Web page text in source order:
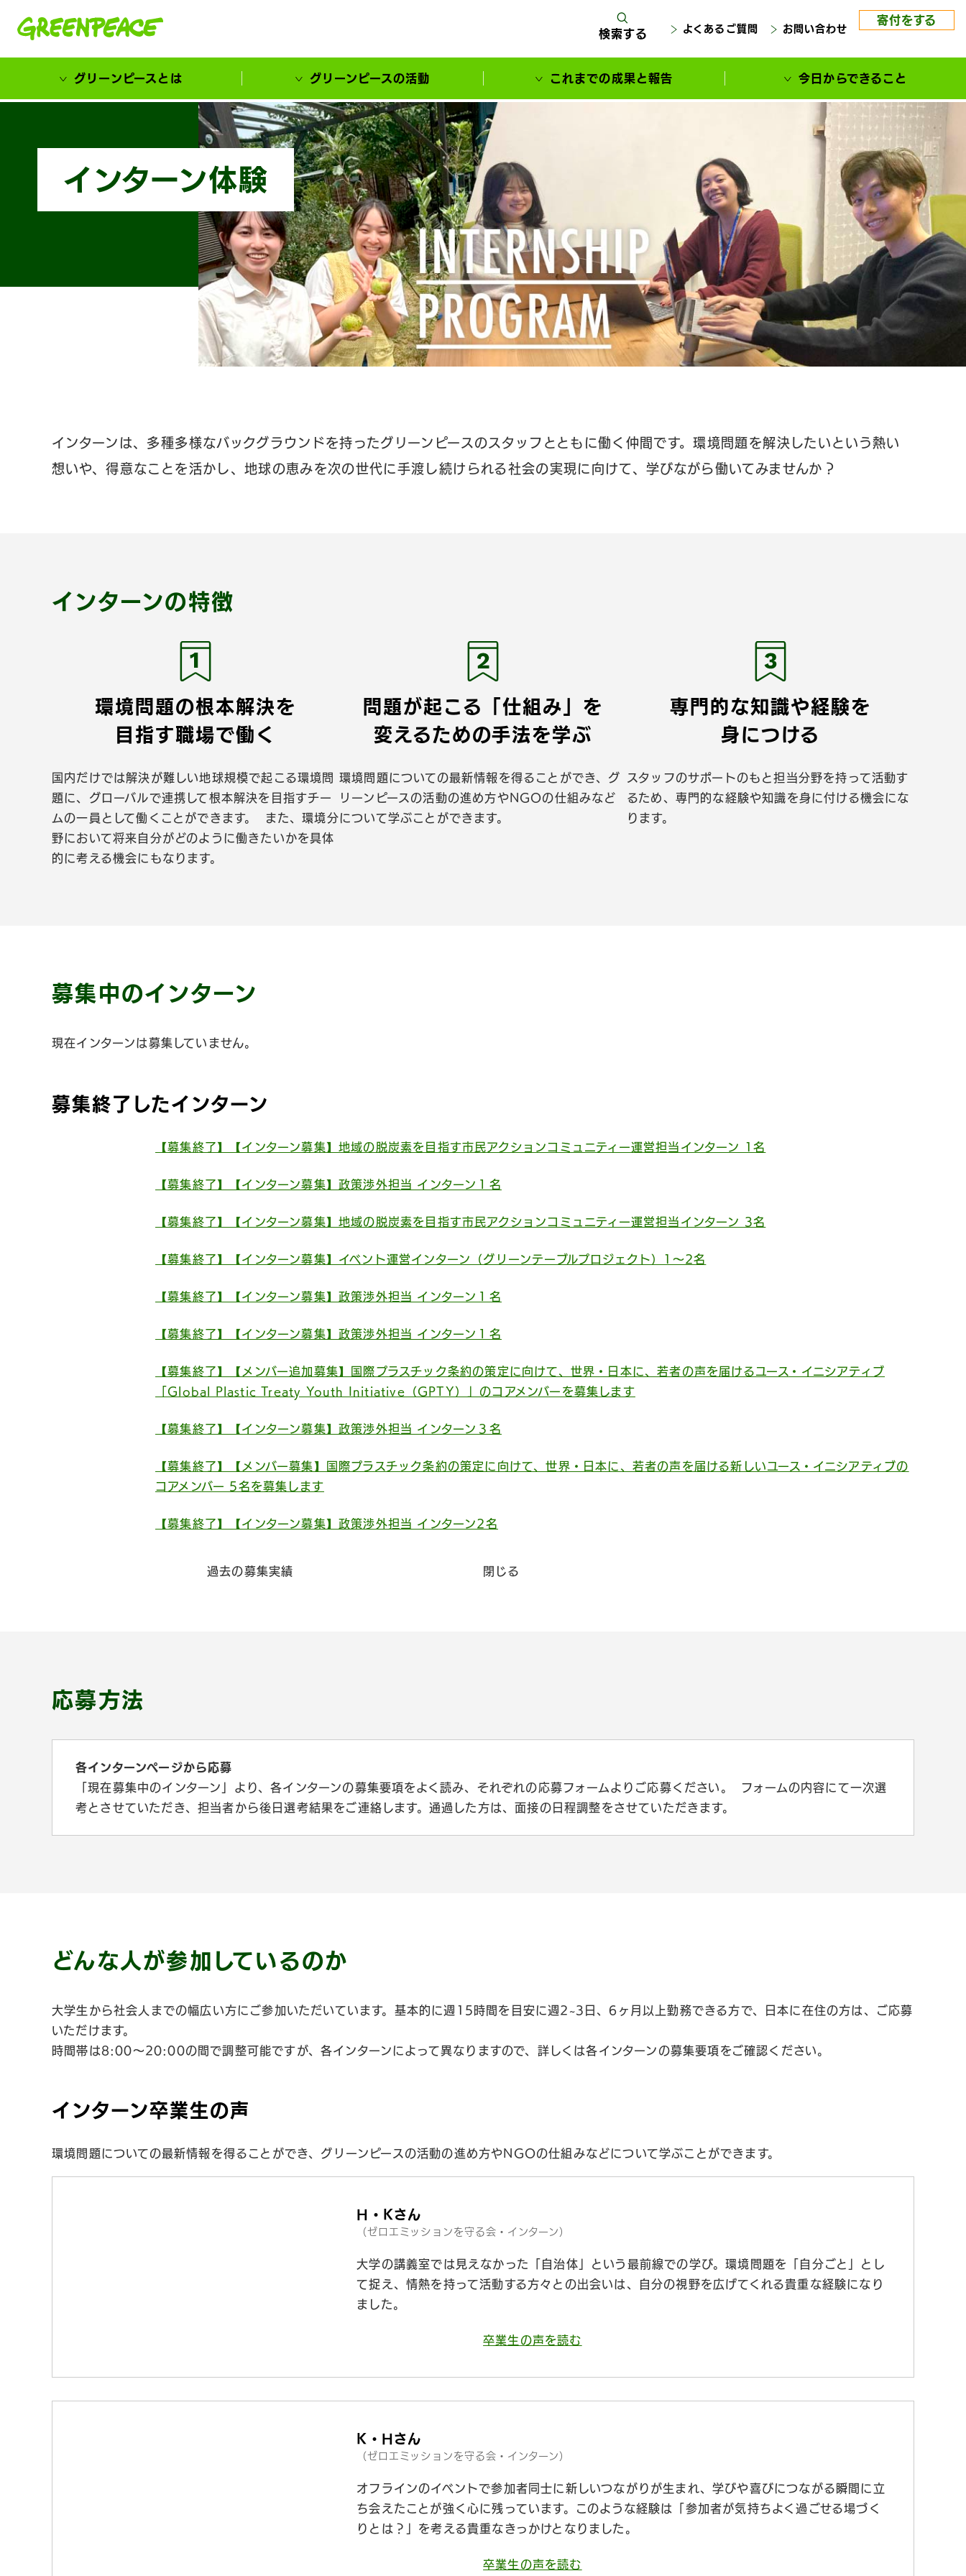
検索する よくあるご質問 お問い合わせ
寄付をする
グリーンピースとは グリーンピースの活動 これまでの成果と報告 今日からできること
インターン体験
インターンは、多種多様なバックグラウンドを持ったグリーンピースのスタッフとともに働く仲間です。環境問題を解決したいという熱い
想いや、得意なことを活かし、地球の恵みを次の世代に手渡し続けられる社会の実現に向けて、学びながら働いてみませんか？
インターンの特徴
環境問題の根本解決を
目指す職場で働く
国内だけでは解決が難しい地球規模で起こる環境問
題に、グローバルで連携して根本解決を目指すチー
ムの一員として働くことができます。 また、環境分
野において将来自分がどのように働きたいかを具体
的に考える機会にもなります。
問題が起こる「仕組み」を
変えるための手法を学ぶ
環境問題についての最新情報を得ることができ、グ
リーンピースの活動の進め方やNGOの仕組みなど
について学ぶことができます。
専門的な知識や経験を
身につける
スタッフのサポートのもと担当分野を持って活動す
るため、専門的な経験や知識を身に付ける機会にな
ります。
募集中のインターン
現在インターンは募集していません。
募集終了したインターン
【募集終了】【インターン募集】地域の脱炭素を目指す市民アクションコミュニティー運営担当インターン 1名
【募集終了】【インターン募集】政策渉外担当 インターン１名
【募集終了】【インターン募集】地域の脱炭素を目指す市民アクションコミュニティー運営担当インターン 3名
【募集終了】【インターン募集】イベント運営インターン（グリーンテーブルプロジェクト）1〜2名
【募集終了】【インターン募集】政策渉外担当 インターン１名
【募集終了】【インターン募集】政策渉外担当 インターン１名
【募集終了】【メンバー追加募集】国際プラスチック条約の策定に向けて、世界・日本に、若者の声を届けるユース・イニシアティブ
「Global Plastic Treaty Youth Initiative（GPTY）」のコアメンバーを募集します
【募集終了】【インターン募集】政策渉外担当 インターン３名
【募集終了】【メンバー募集】国際プラスチック条約の策定に向けて、世界・日本に、若者の声を届ける新しいユース・イニシアティブの
コアメンバー 5名を募集します
【募集終了】【インターン募集】政策渉外担当 インターン2名
過去の募集実績 閉じる
応募方法
各インターンページから応募
「現在募集中のインターン」より、各インターンの募集要項をよく読み、それぞれの応募フォームよりご応募ください。 フォームの内容にて一次選
考とさせていただき、担当者から後日選考結果をご連絡します。通過した方は、面接の日程調整をさせていただきます。
どんな人が参加しているのか
大学生から社会人までの幅広い方にご参加いただいています。基本的に週15時間を目安に週2~3日、6ヶ月以上勤務できる方で、日本に在住の方は、ご応募
いただけます。
時間帯は8:00～20:00の間で調整可能ですが、各インターンによって異なりますので、詳しくは各インターンの募集要項をご確認ください。
インターン卒業生の声
環境問題についての最新情報を得ることができ、グリーンピースの活動の進め方やNGOの仕組みなどについて学ぶことができます。
H・Kさん
（ゼロエミッションを守る会・インターン）
大学の講義室では見えなかった「自治体」という最前線での学び。環境問題を「自分ごと」とし
て捉え、情熱を持って活動する方々との出会いは、自分の視野を広げてくれる貴重な経験になり
ました。
卒業生の声を読む
K・Hさん
（ゼロエミッションを守る会・インターン）
オフラインのイベントで参加者同士に新しいつながりが生まれ、学びや喜びにつながる瞬間に立
ち会えたことが強く心に残っています。このような経験は「参加者が気持ちよく過ごせる場づく
りとは？」を考える貴重なきっかけとなりました。
卒業生の声を読む